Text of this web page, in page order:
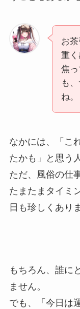
お
重く
焦
も
ね。
なかには、「こ
たかも」と思う
ただ、風俗の仕
たまたまタイミ
日も珍しくあり
もちろん、誰に
ません。
でも、「今日は